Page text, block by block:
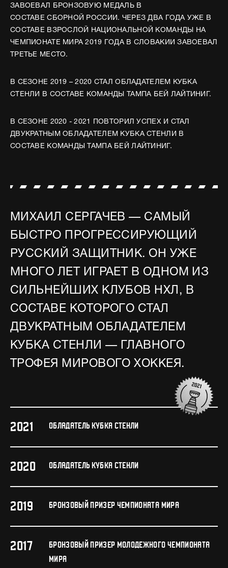
ЗАВОЕВАЛ БРОНЗОВУЮ МЕДАЛЬ В
СОСТАВЕ СБОРНОЙ РОССИИ. ЧЕРЕЗ ДВА ГОДА УЖЕ В
СОСТАВЕ ВЗРОСЛОЙ НАЦИОНАЛЬНОЙ КОМАНДЫ НА
ЧЕМПИОНАТЕ МИРА 2019 ГОДА В СЛОВАКИИ ЗАВОЕВАЛ
ТРЕТЬЕ МЕСТО.
В СЕЗОНЕ 2019 – 2020 СТАЛ ОБЛАДАТЕЛЕМ КУБКА
СТЕНЛИ В СОСТАВЕ КОМАНДЫ ТАМПА БЕЙ ЛАЙТИНИГ.
В СЕЗОНЕ 2020 - 2021 ПОВТОРИЛ УСПЕХ И СТАЛ
ДВУКРАТНЫМ ОБЛАДАТЕЛЕМ КУБКА СТЕНЛИ В
СОСТАВЕ КОМАНДЫ ТАМПА БЕЙ ЛАЙТИНИГ.
МИХАИЛ СЕРГАЧЕВ — САМЫЙ
БЫСТРО ПРОГРЕССИРУЮЩИЙ
РУССКИЙ ЗАЩИТНИК. ОН УЖЕ
МНОГО ЛЕТ ИГРАЕТ В ОДНОМ ИЗ
СИЛЬНЕЙШИХ КЛУБОВ НХЛ, В
СОСТАВЕ КОТОРОГО СТАЛ
ДВУКРАТНЫМ ОБЛАДАТЕЛЕМ
КУБКА СТЕНЛИ — ГЛАВНОГО
ТРОФЕЯ МИРОВОГО ХОККЕЯ.
2021 ОБЛАДАТЕЛЬ КУБКА СТЕНЛИ
2020 ОБЛАДАТЕЛЬ КУБКА СТЕНЛИ
2019 БРОНЗОВЫЙ ПРИЗЕР ЧЕМПИОНАТА МИРА
2017
БРОНЗОВЫЙ ПРИЗЕР МОЛОДЕЖНОГО ЧЕМПИОНАТА
МИРА